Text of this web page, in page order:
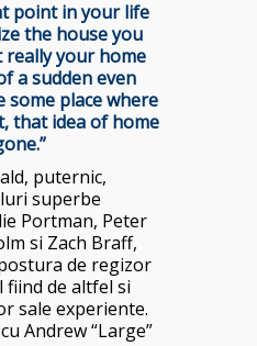
point in your life
the house you
really your home
a sudden even
place where
that idea of home
puternic,
superbe
Portman, Peter
si Zach Braff,
de regizor
fiind de altfel si
sale experiente.
Andrew “Large”